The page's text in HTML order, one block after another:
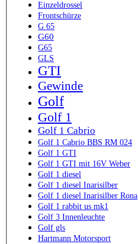
Einzeldrossel
Frontschürze
G 65
G60
G65
GLS
GTI
Gewinde
Golf
Golf 1
Golf 1 Cabrio
Golf 1 Cabrio BBS RM 024
Golf 1 GTI
Golf 1 GTI mit 16V Weber
Golf 1 diesel
Golf 1 diesel Inarisilber
Golf 1 diesel Inarisilber Rona
Golf 1 rabbit us mk1
Golf 3 Innenleuchte
Golf gls
Hartmann Motorsport